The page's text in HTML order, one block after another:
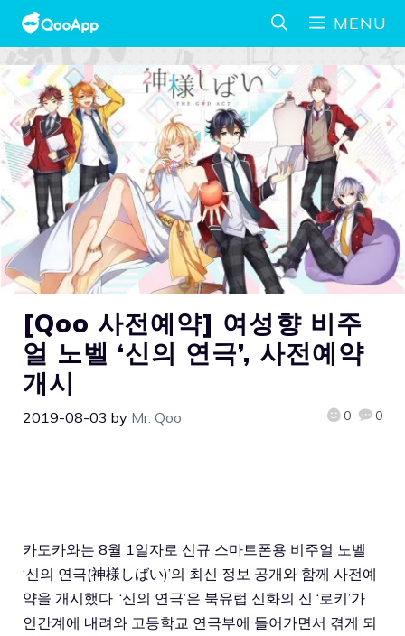
MENU
[Qoo 사전예약] 여성향 비주
얼 노벨 ‘신의 연극’, 사전예약
개시
2019-08-03 by Mr. Qoo 0 0
카도카와는 8월 1일자로 신규 스마트폰용 비주얼 노벨
‘신의 연극(神様しばい)’의 최신 정보 공개와 함께 사전예
약을 개시했다. ‘신의 연극’은 북유럽 신화의 신 ‘로키’가
인간계에 내려와 고등학교 연극부에 들어가면서 겪게 되